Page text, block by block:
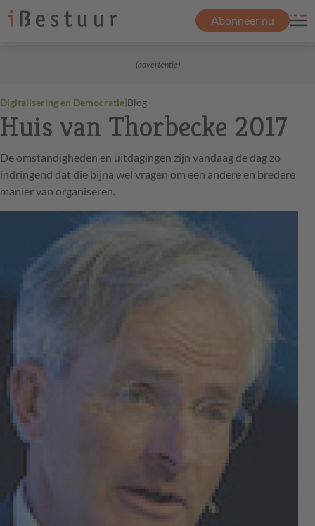
Abonneer nu
(advertentie)
Digitalisering en Democratie|Blog
Huis van Thorbecke 2017
De omstandigheden en uitdagingen zijn vandaag de dag zo
indringend dat die bijna wel vragen om een andere en bredere
manier van organiseren.